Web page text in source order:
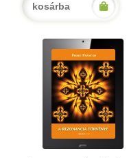
kosárba